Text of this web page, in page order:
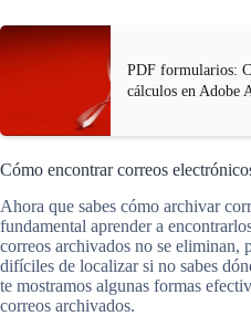
PDF formularios:
cálculos en Adobe
Cómo encontrar correos
Ahora que sabes cómo archivar
fundamental aprender a
correos archivados no se eliminan,
difíciles de localizar si no sabes
te mostramos algunas formas
correos archivados.